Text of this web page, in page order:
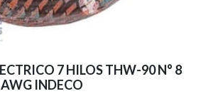
7 HILOS THW-90 N° 8
AWG INDECO